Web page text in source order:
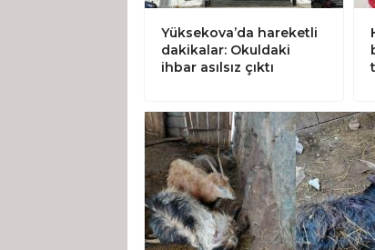
Yüksekova’da hareketli
dakikalar: Okuldaki
ihbar asılsız çıktı